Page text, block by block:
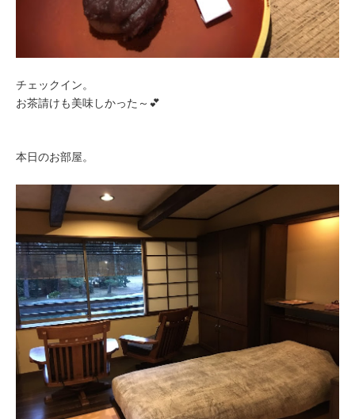
チェックイン。
お茶請けも美味しかった～💕
本日のお部屋。